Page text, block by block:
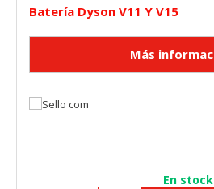
Batería Dyson V11 Y V15
En stock